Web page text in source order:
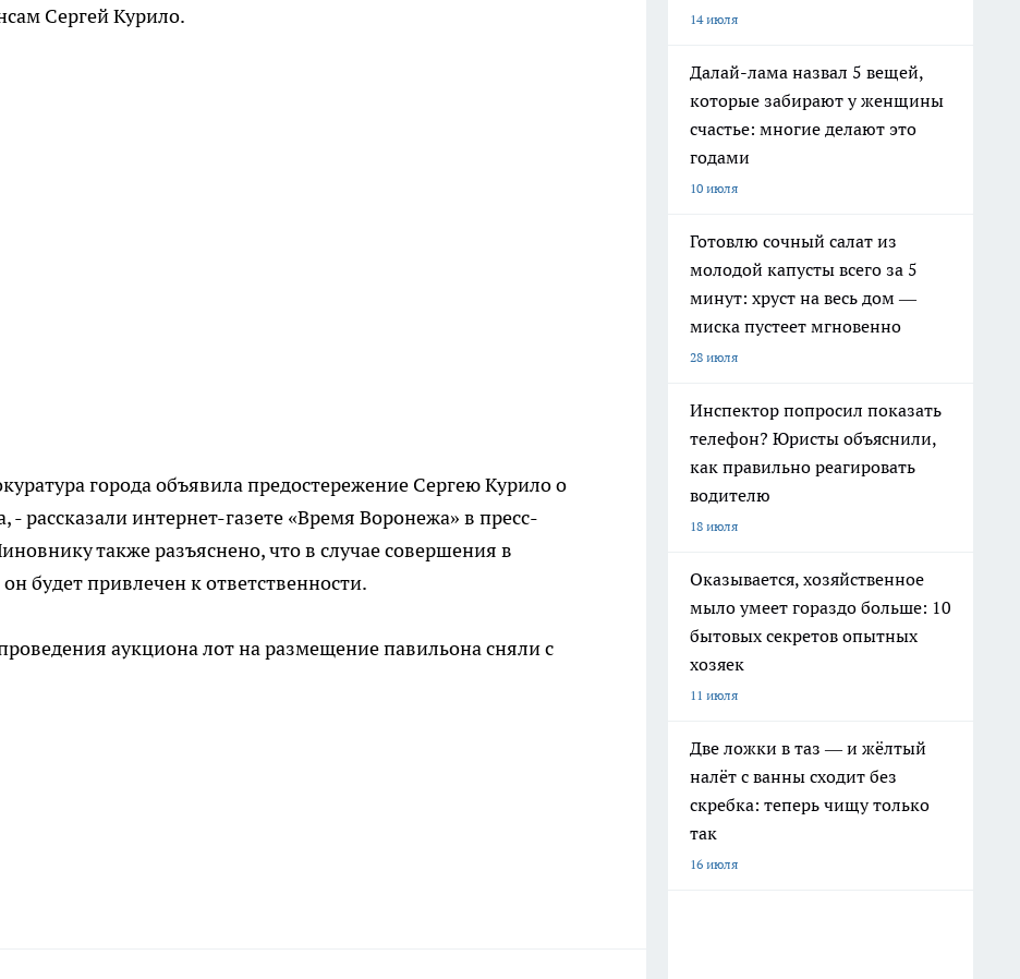
Сергей Курило.
города объявила предостережение Сергею Курило о
рассказали интернет-газете «Время Воронежа» в пресс-
также разъяснено, что в случае совершения в
будет привлечен к ответственности.
аукциона лот на размещение павильона сняли с
14 июля
Далай-лама назвал 5 вещей,
которые забирают у женщины
счастье: многие делают это
годами
10 июля
Готовлю сочный салат из
молодой капусты всего за 5
минут: хруст на весь дом —
миска пустеет мгновенно
28 июля
Инспектор попросил показать
телефон? Юристы объяснили,
как правильно реагировать
водителю
18 июля
Оказывается, хозяйственное
мыло умеет гораздо больше: 10
бытовых секретов опытных
хозяек
11 июля
Две ложки в таз — и жёлтый
налёт с ванны сходит без
скребка: теперь чищу только
так
16 июля